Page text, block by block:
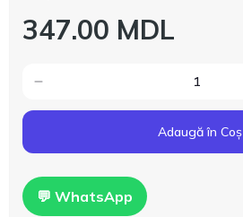
347.00 MDL
Adaugă în Coș
💬 WhatsApp